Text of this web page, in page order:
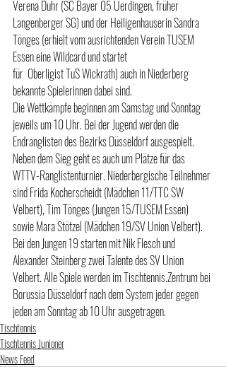
Verena Duhr (SC Bayer 05 Uerdingen, früher
Langenberger SG) und der Heiligenhauserin Sandra
Tönges (erhielt vom ausrichtenden Verein TUSEM
Essen eine Wildcard und startet
für  Oberligist TuS Wickrath) auch in Niederberg
bekannte Spielerinnen dabei sind.
Die Wettkämpfe beginnen am Samstag und Sonntag
jeweils um 10 Uhr. Bei der Jugend werden die
Endranglisten des Bezirks Düsseldorf ausgespielt.
Neben dem Sieg geht es auch um Plätze für das
WTTV-Ranglistenturnier. Niederbergische Teilnehmer
sind Frida Kocherscheidt (Mädchen 11/TTC SW
Velbert), Tim Tönges (Jungen 15/TUSEM Essen)
sowie Mara Stötzel (Mädchen 19/SV Union Velbert).
Bei den Jungen 19 starten mit Nik Flesch und
Alexander Steinberg zwei Talente des SV Union
Velbert. Alle Spiele werden im Tischtennis.Zentrum bei
Borussia Düsseldorf nach dem System jeder gegen
jeden am Sonntag ab 10 Uhr ausgetragen.
Tischtennis
Tischtennis Junioner
News Feed